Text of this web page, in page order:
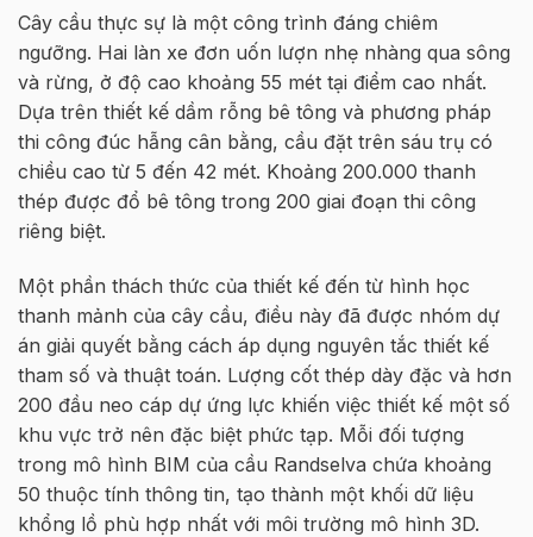
Cây cầu thực sự là một công trình đáng chiêm
ngưỡng. Hai làn xe đơn uốn lượn nhẹ nhàng qua sông
và rừng, ở độ cao khoảng 55 mét tại điểm cao nhất.
Dựa trên thiết kế dầm rỗng bê tông và phương pháp
thi công đúc hẫng cân bằng, cầu đặt trên sáu trụ có
chiều cao từ 5 đến 42 mét. Khoảng 200.000 thanh
thép được đổ bê tông trong 200 giai đoạn thi công
riêng biệt.
Một phần thách thức của thiết kế đến từ hình học
thanh mảnh của cây cầu, điều này đã được nhóm dự
án giải quyết bằng cách áp dụng nguyên tắc thiết kế
tham số và thuật toán. Lượng cốt thép dày đặc và hơn
200 đầu neo cáp dự ứng lực khiến việc thiết kế một số
khu vực trở nên đặc biệt phức tạp. Mỗi đối tượng
trong mô hình BIM của cầu Randselva chứa khoảng
50 thuộc tính thông tin, tạo thành một khối dữ liệu
khổng lồ phù hợp nhất với môi trường mô hình 3D.